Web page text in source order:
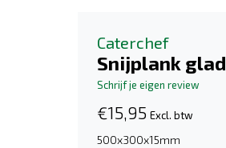
Caterchef
Snijplank glad
Schrijf je eigen review
€15,95 Excl. btw
500x300x15mm